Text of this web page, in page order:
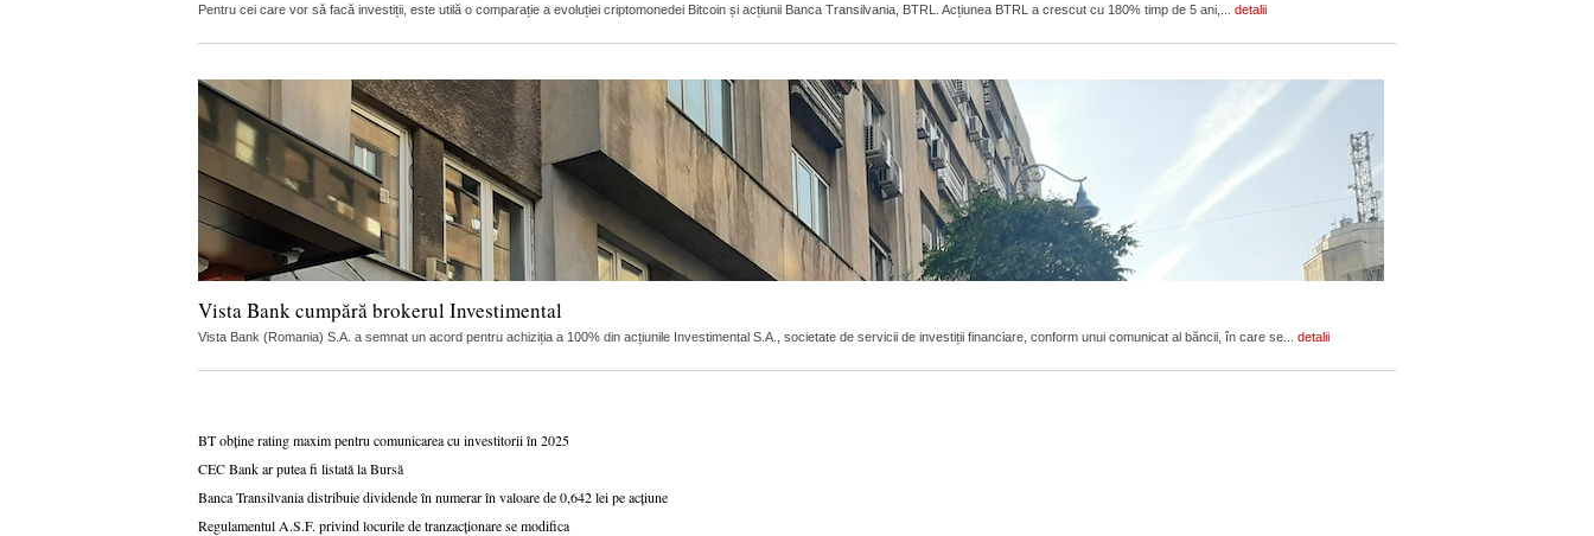
Pentru cei care vor să facă investiții, este utilă o comparație a evoluției criptomonedei Bitcoin și acțiunii Banca Transilvania, BTRL. Acțiunea BTRL a crescut cu 180% timp de 5 ani,... detalii
Vista Bank cumpără brokerul Investimental
Vista Bank (Romania) S.A. a semnat un acord pentru achiziția a 100% din acțiunile Investimental S.A., societate de servicii de investiții financiare, conform unui comunicat al băncii, în care se... detalii
BT obține rating maxim pentru comunicarea cu investitorii în 2025
CEC Bank ar putea fi listată la Bursă
Banca Transilvania distribuie dividende în numerar în valoare de 0,642 lei pe acțiune
Regulamentul A.S.F. privind locurile de tranzacționare se modifica